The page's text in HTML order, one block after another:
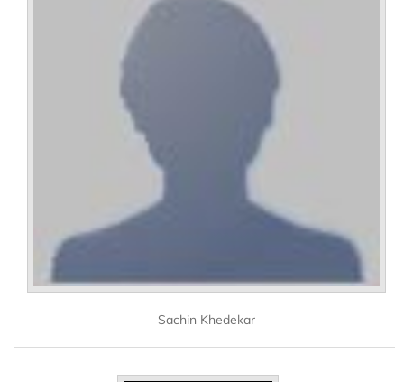
Sachin Khedekar